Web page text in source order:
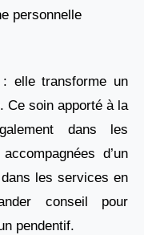
personnelle
elle transforme un
Ce soin apporté à la
dans les
d’un
les services en
conseil pour
pendentif.